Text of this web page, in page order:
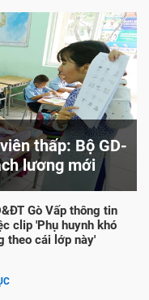
thấp: Bộ GD-
lương mới
Gò Vấp thông tin
clip 'Phụ huynh khó
theo cái lớp này'